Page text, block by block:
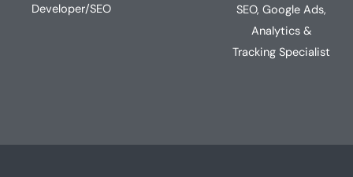
Developer/SEO
SEO, Google Ads,
Analytics &
Tracking Specialist